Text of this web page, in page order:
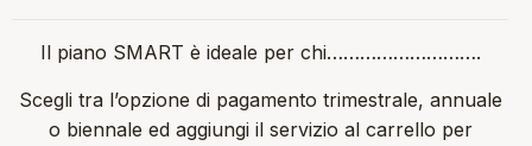
Il piano SMART è ideale per chi……………………….
Scegli tra l’opzione di pagamento trimestrale, annuale
o biennale ed aggiungi il servizio al carrello per